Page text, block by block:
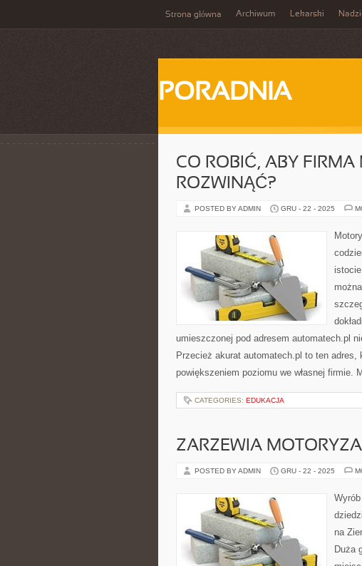
Strona główna Archiwum Lekarski
PORADNIA
CO ROBIĆ, ABY
ROZWINĄĆ?
POSTED BY ADMIN GRU - 22 - 2025
umieszczonej pod adresem automatech.pl
Przecież akurat automatech.pl to ten
powiększeniem poziomu we własnej firmie.
CATEGORIES: EDUKACJA
ZARZEWIA
POSTED BY ADMIN GRU - 22 - 2025
na
Duża